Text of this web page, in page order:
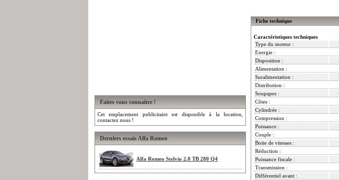
Faites vous connaitre !
Cet emplacement publicitaire est disponible à la location,
contactez nous !
Derniers essais Alfa Romeo
Alfa Romeo Stelvio 2.0 TB 280 Q4
Fiche technique
Caractéristiques techniques
Type du moteur :
Energie :
Disposition :
Alimentation :
Suralimentation :
Distribution :
Soupapes :
Côtes :
Cylindrée :
Compression :
Puissance :
Couple :
Boite de vitesses :
Réduction :
Puissance fiscale :
Transmission :
Différentiel avant :